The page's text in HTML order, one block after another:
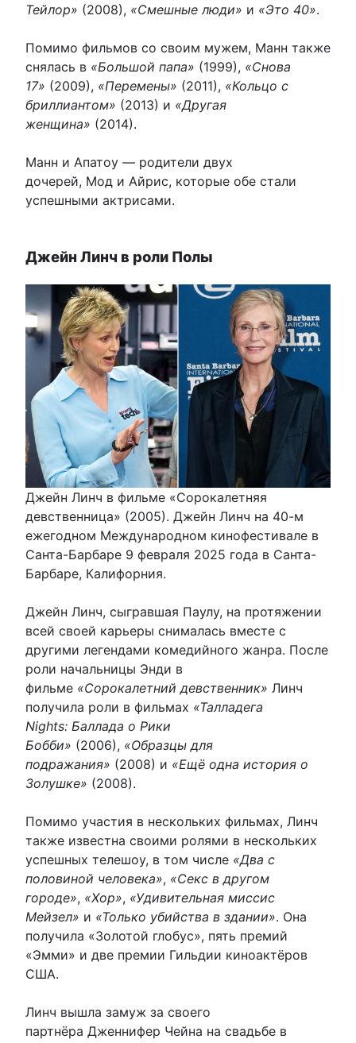
Тейлор» (2008), «Смешные люди» и «Это 40».
Помимо фильмов со своим мужем, Манн также
снялась в «Большой папа» (1999), «Снова
17» (2009), «Перемены» (2011), «Кольцо с
бриллиантом» (2013) и «Другая
женщина» (2014).
Манн и Апатоу — родители двух
дочерей, Мод и Айрис, которые обе стали
успешными актрисами.
Джейн Линч в роли Полы
Джейн Линч в фильме «Сорокалетняя
девственница» (2005). Джейн Линч на 40-м
ежегодном Международном кинофестивале в
Санта-Барбаре 9 февраля 2025 года в Санта-
Барбаре, Калифорния.
Джейн Линч, сыгравшая Паулу, на протяжении
всей своей карьеры снималась вместе с
другими легендами комедийного жанра. После
роли начальницы Энди в
фильме «Сорокалетний девственник» Линч
получила роли в фильмах «Талладега
Nights: Баллада о Рики
Бобби» (2006), «Образцы для
подражания» (2008) и «Ещё одна история о
Золушке» (2008).
Помимо участия в нескольких фильмах, Линч
также известна своими ролями в нескольких
успешных телешоу, в том числе «Два с
половиной человека», «Секс в другом
городе», «Хор», «Удивительная миссис
Мейзел» и «Только убийства в здании». Она
получила «Золотой глобус», пять премий
«Эмми» и две премии Гильдии киноактёров
США.
Линч вышла замуж за своего
партнёра Дженнифер Чейна на свадьбе в